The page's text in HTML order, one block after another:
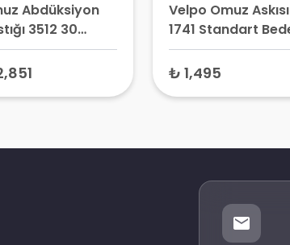
Abdüksiyon
3512 30
/ 45 Derece
Velpo Omuz Askısı
1741 Standart
– Kol Askısı,
Bandajı
₺ 1,495